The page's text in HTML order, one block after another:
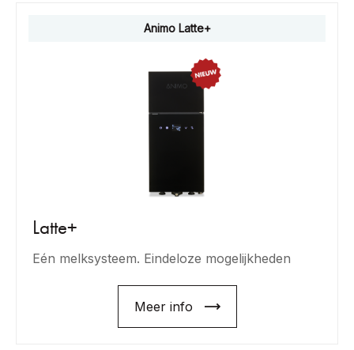
Animo Latte+
Latte+
Eén melksysteem. Eindeloze mogelijkheden
Meer info